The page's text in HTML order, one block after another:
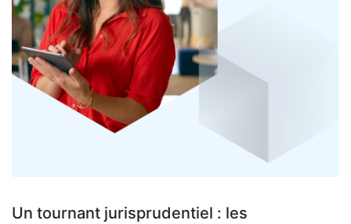
Un tournant jurisprudentiel : les